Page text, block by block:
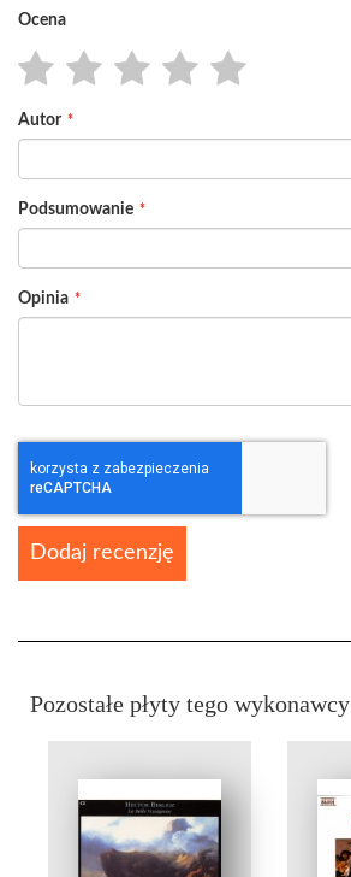
Ocena
star
stars
stars
stars
stars
Autor
Podsumowanie
Opinia
Dodaj recenzję
Pozostałe płyty tego wykonawcy